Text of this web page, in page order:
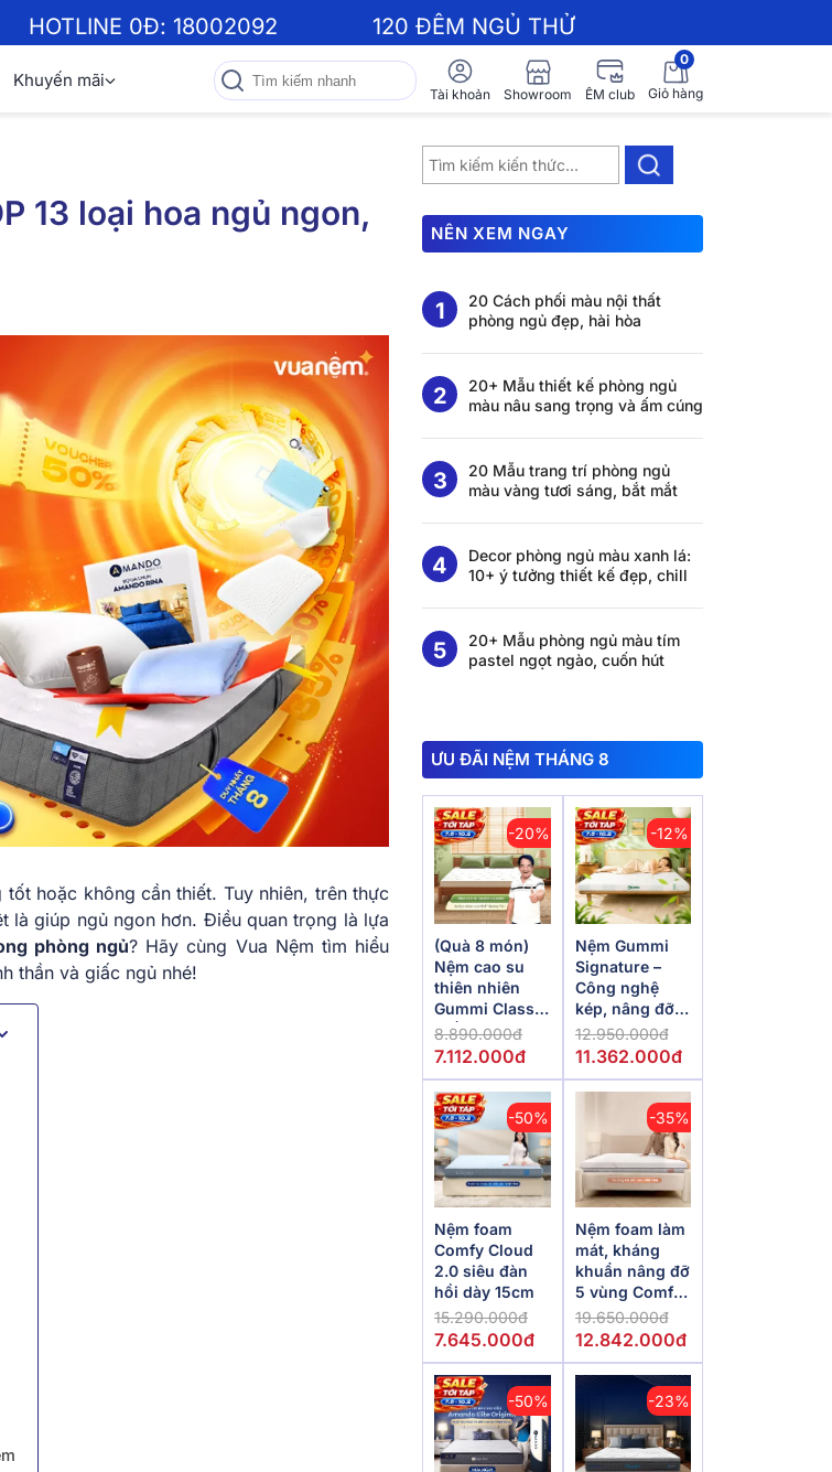
HOTLINE 0Đ: 18002092 120 ĐÊM NGỦ THỬ
Khuyến mãi
Tài khoản Showroom ÊM club
0
Giỏ hàng
13 loại hoa ngủ ngon,
hoặc không cần thiết. Tuy nhiên, trên thực
là giúp ngủ ngon hơn. Điều quan trọng là lựa
phòng ngủ? Hãy cùng Vua Nệm tìm hiểu
thần và giấc ngủ nhé!
NÊN XEM NGAY
20 Cách phối màu nội thất
phòng ngủ đẹp, hài hòa
20+ Mẫu thiết kế phòng ngủ
màu nâu sang trọng và ấm cúng
20 Mẫu trang trí phòng ngủ
màu vàng tươi sáng, bắt mắt
Decor phòng ngủ màu xanh lá:
10+ ý tưởng thiết kế đẹp, chill
20+ Mẫu phòng ngủ màu tím
pastel ngọt ngào, cuốn hút
ƯU ĐÃI NỆM THÁNG 8
-20%
(Quà 8 món)
Nệm cao su
thiên nhiên
Gummi Classic
thế hệ mới dày
5/10/15cm
8.890.000đ
7.112.000đ
-12%
Nệm Gummi
Signature –
Công nghệ
kép, nâng đỡ
vượt trội,
kháng khuẩn
12.950.000đ
11.362.000đ
-50%
Nệm foam
Comfy Cloud
2.0 siêu đàn
hồi dày 15cm
15.290.000đ
7.645.000đ
-35%
Nệm foam làm
mát, kháng
khuẩn nâng đỡ
5 vùng Comfy
Lux 1.0
19.650.000đ
12.842.000đ
-50% -23%